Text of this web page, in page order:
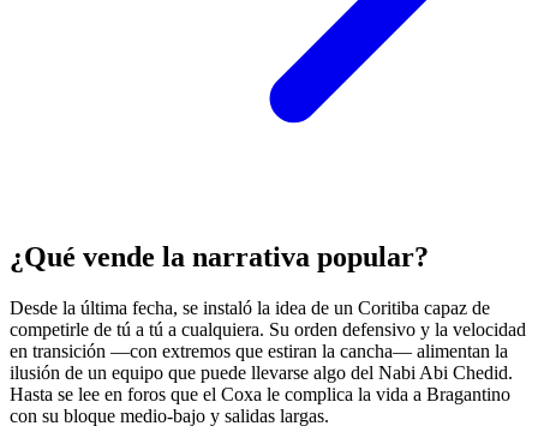
¿Qué vende la narrativa popular?
Desde la última fecha, se instaló la idea de un Coritiba capaz de
competirle de tú a tú a cualquiera. Su orden defensivo y la velocidad
en transición —con extremos que estiran la cancha— alimentan la
ilusión de un equipo que puede llevarse algo del Nabi Abi Chedid.
Hasta se lee en foros que el Coxa le complica la vida a Bragantino
con su bloque medio-bajo y salidas largas.